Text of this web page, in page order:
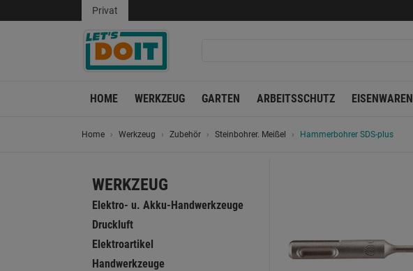
Privat
HOME WERKZEUG GARTEN ARBEITSSCHUTZ EISENWAREN
Home Werkzeug Zubehör Steinbohrer. Meißel Hammerbohrer SDS-plus
WERKZEUG
Elektro- u. Akku-Handwerkzeuge
Druckluft
Elektroartikel
Handwerkzeuge